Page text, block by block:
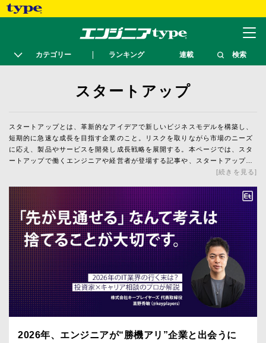
カテゴリー ランキング 連載 検索
スタートアップ
スタートアップとは、革新的なアイデアで新しいビジネスモデルを構築し、
短期的に急速な成長を目指す企業のこと。リスクを取りながら市場のニーズ
に応え、製品やサービスを開発し成長戦略を展開する。本ページでは、スタ
ートアップで働くエンジニアや経営者が登場する記事や、スタートアップに
続きを見る
2026年、エンジニアが“勝機アリ”企業と出会うに